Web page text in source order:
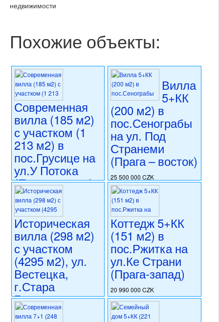
недвижимости
Похожие объекты:
Современная
вилла (185 м2)
с участком (1
213 м2) в
пос.Грусице на
ул.У Потока
(Прага-восток)
19 990 000 CZK
регион:область Праги
раздел: частные дома или
виллы
состояние: новостройка
номер объекта:19972
Вилла
5+КК
(200 м2) в
пос.Сенограбы
на ул. Под
Странеми
(Прага – восток)
25 500 000 CZK
регион:область Праги
раздел: частные дома или
виллы
состояние: после
реконструкции
номер объекта: 20727
Историческая
вилла (298 м2)
с участком
(4295 м2), ул.
Вестецка,
г.Стара
Болеслав,
Прага-восток
Коттедж 5+КК
(151 м2) в
пос.Ржитка на
ул.Ке Страни
(Прага-запад)
20 990 000 CZK
регион:область Праги
раздел: частные дома или
виллы